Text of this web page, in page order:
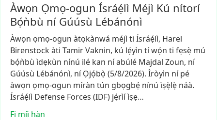
Àwọn Ọmọ-ogun Ísráẹ́lì Méjì Kú nítorí
Bọ́ǹbù ní Gúúsù Lébánónì
Àwọn ọmọ-ogun àtọkànwá méjì ti Ísráẹ́lì, Harel
Birenstockàti TamirVaknin, kú lẹ́yìn tíwọ́n ti fẹsẹ̀ mú
bọ́ǹbù ìdẹkùn nínú ilé kan níabúlé Majdal Zoun, ní
Gúúsù Lébánónì, ní Ọjọ́bọ̀ (5/8/2026). Ìròyìn ní pé
àwọn ọmọ-ogun míràn tún gbọgbẹ́ nínú ìṣẹ̀lẹ̀ náà.
Ísráẹ́lì Defense Forces (IDF) jẹ́rìíìṣẹ…
Fi míì hàn